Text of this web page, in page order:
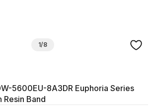
1/8
5600EU-8A3DR Euphoria Series
Resin Band